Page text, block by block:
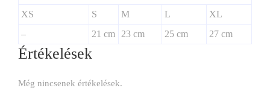
XS
S M L
XL
–
21 cm 23 cm 25 cm 27 cm
Értékelések
Még nincsenek értékelések.